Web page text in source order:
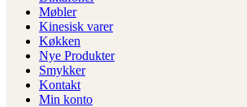
Møbler
Kinesisk varer
Køkken
Nye Produkter
Smykker
Kontakt
Min konto